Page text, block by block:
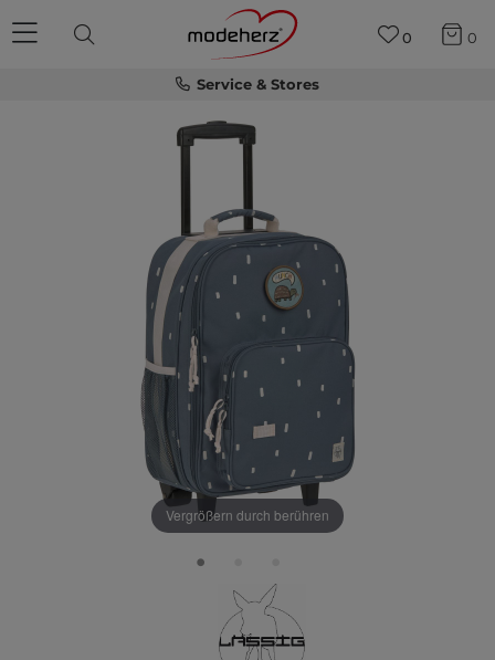
Service & Stores
0 0
Vergrößern durch berühren